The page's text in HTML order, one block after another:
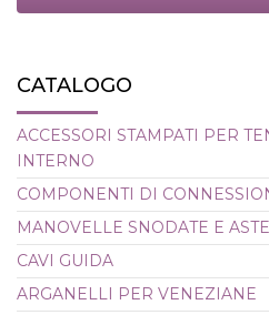
CATALOGO
ACCESSORI STAMPATI PER
INTERNO
COMPONENTI DI
MANOVELLE SNODATE E ASTE
CAVI GUIDA
ARGANELLI PER VENEZIANE